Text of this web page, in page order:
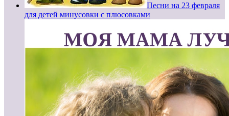
Песни на 23 февраля
для детей минусовки с плюсовками